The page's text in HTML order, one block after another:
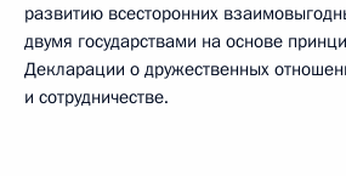
развитию всесторонних
двумя государствами на основе
Декларации о дружественных
и сотрудничестве.